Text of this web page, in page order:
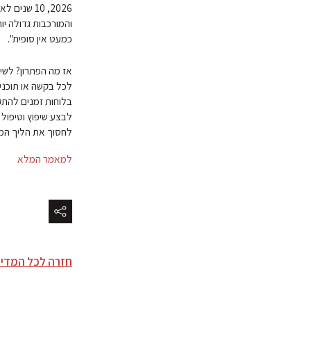
2026, 10
והמורכבות גדולה
כמעט אין סופית".
אז מה הפתרון?
לכל בקשה או
לחסוך את הליך
למאמר המלא
חזרה לכל